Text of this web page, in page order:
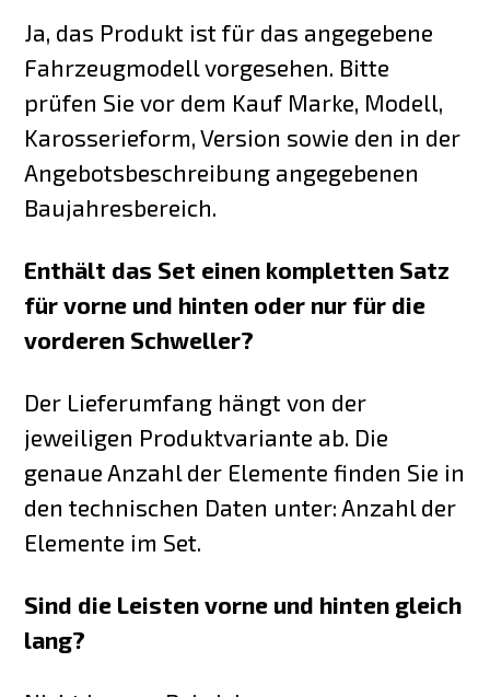
Ja, das Produkt ist für das angegebene
Fahrzeugmodell vorgesehen. Bitte
prüfen Sie vor dem Kauf Marke, Modell,
Karosserieform, Version sowie den in der
Angebotsbeschreibung angegebenen
Baujahresbereich.
Enthält das Set einen kompletten Satz
für vorne und hinten oder nur für die
vorderen Schweller?
Der Lieferumfang hängt von der
jeweiligen Produktvariante ab. Die
genaue Anzahl der Elemente finden Sie in
den technischen Daten unter: Anzahl der
Elemente im Set.
Sind die Leisten vorne und hinten gleich
lang?